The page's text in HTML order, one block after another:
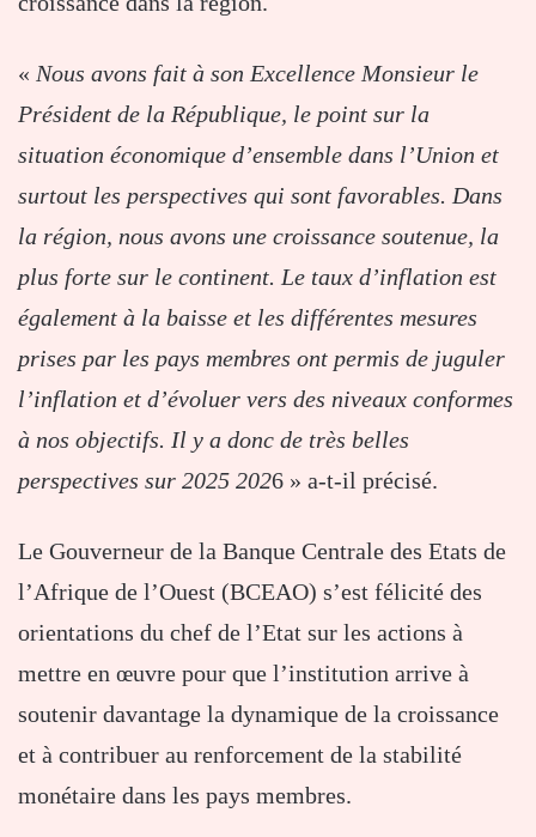
« Nous avons fait à son Excellence Monsieur le
Président de la République, le point sur la
situation économique d’ensemble dans l’Union et
surtout les perspectives qui sont favorables. Dans
la région, nous avons une croissance soutenue, la
plus forte sur le continent. Le taux d’inflation est
également à la baisse et les différentes mesures
prises par les pays membres ont permis de juguler
l’inflation et d’évoluer vers des niveaux conformes
à nos objectifs. Il y a donc de très belles
perspectives sur 2025 2026 » a-t-il précisé.
Le Gouverneur de la Banque Centrale des Etats de
l’Afrique de l’Ouest (BCEAO) s’est félicité des
orientations du chef de l’Etat sur les actions à
mettre en œuvre pour que l’institution arrive à
soutenir davantage la dynamique de la croissance
et à contribuer au renforcement de la stabilité
monétaire dans les pays membres.